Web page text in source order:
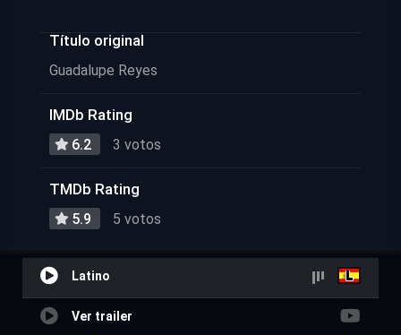
Título original
Guadalupe Reyes
IMDb Rating
6.2 3 votos
TMDb Rating
5.9 5 votos
Latino
Ver trailer